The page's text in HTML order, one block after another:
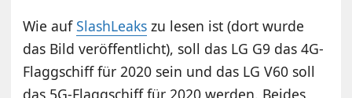
Wie aufSlashLeaks zu lesen ist (dort wurde
das Bild veröffentlicht), soll das LG G9 das 4G-
Flaggschiff für 2020 sein und das LG V60 soll
das 5G-Flaggschiff für 2020 werden. Beides